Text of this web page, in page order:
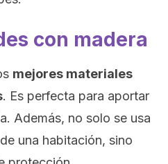
con madera
mejores materiales
. Es perfecta para aportar
Además, no solo se usa
una habitación, sino